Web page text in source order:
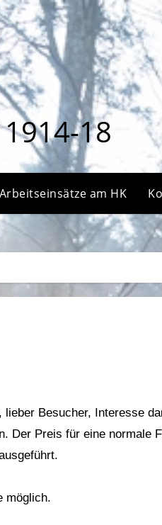
18
Arbeitseinsätze am HK
Der Preis für eine normale
möglich.